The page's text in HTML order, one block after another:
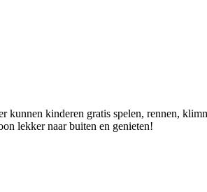
kinderen gratis spelen, rennen,
lekker naar buiten en genieten!